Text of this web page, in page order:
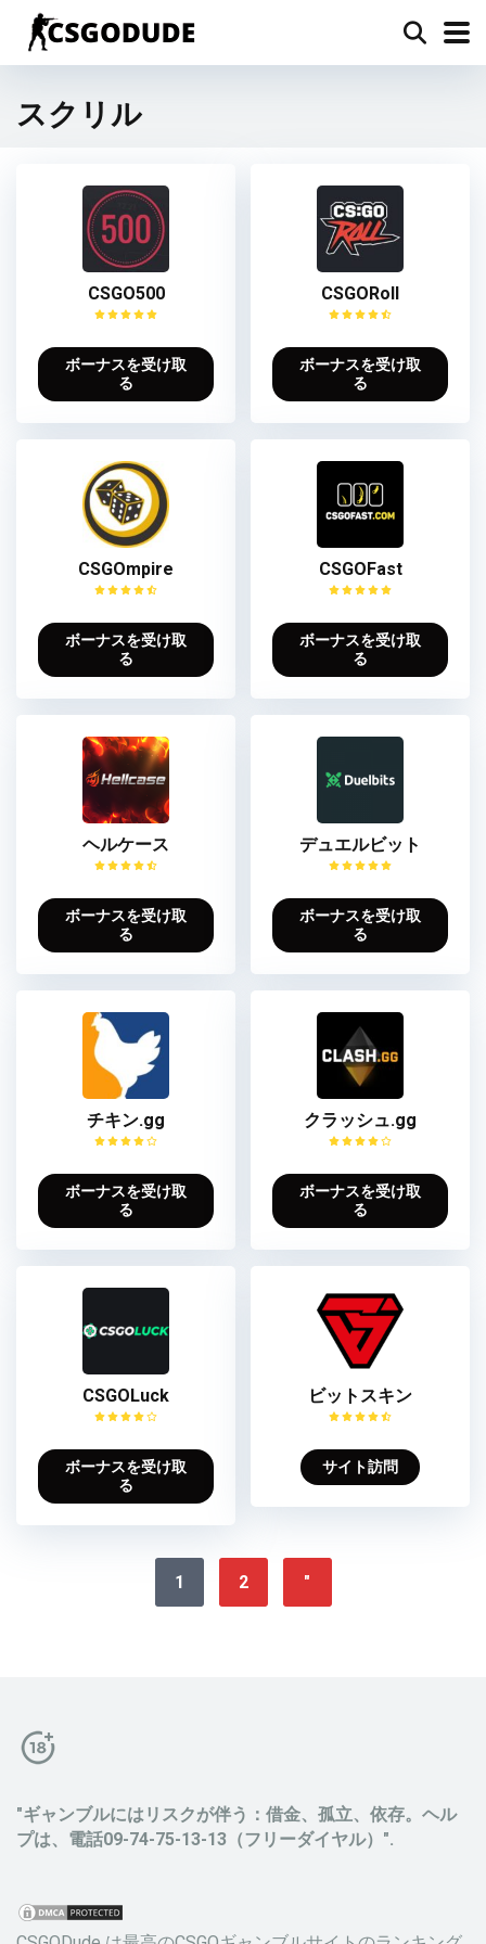
スクリル
CSGO500
ボーナスを受け取
る
CSGORoll
ボーナスを受け取
る
CSGOmpire
ボーナスを受け取
る
CSGOFast
ボーナスを受け取
る
ヘルケース
ボーナスを受け取
る
デュエルビット
ボーナスを受け取
る
チキン.gg
ボーナスを受け取
る
クラッシュ.gg
ボーナスを受け取
る
CSGOLuck
ボーナスを受け取
る
ビットスキン
サイト訪問
1 2 "
"ギャンブルにはリスクが伴う：借金、孤立、依存。ヘル
プは、電話09-74-75-13-13（フリーダイヤル）".